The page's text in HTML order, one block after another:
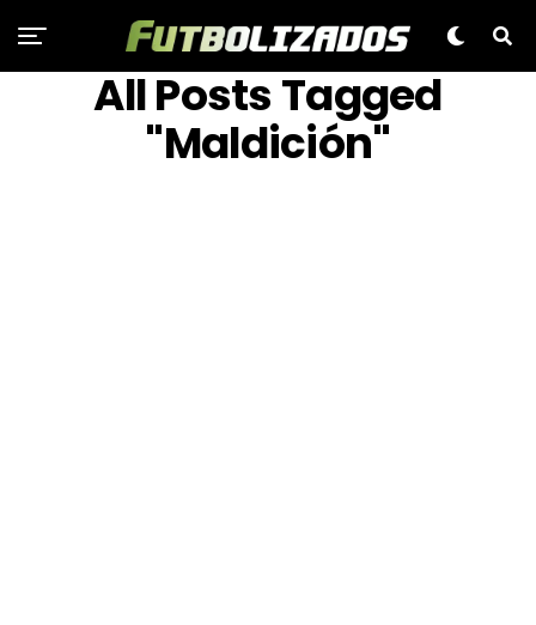
All Posts Tagged
"Maldición"